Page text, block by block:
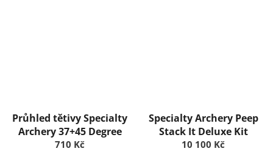
Průhled tětivy Specialty
Archery 37+45 Degree
710 Kč
Specialty Archery Peep
Stack It Deluxe Kit
10 100 Kč